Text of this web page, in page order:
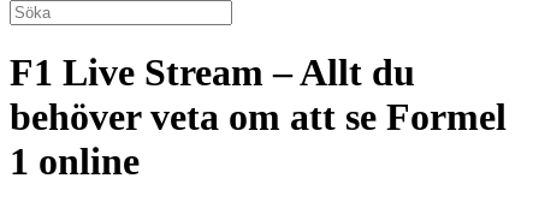
F1 Live Stream – Allt du
behöver veta om att se Formel
1 online